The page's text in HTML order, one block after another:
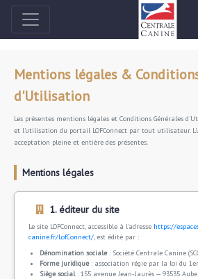
Mentions légales &
d'Utilisation
Les présentes mentions légales et Conditions Générales
et l'utilisation du portail LOFConnect par tout utilisateur.
acceptation pleine et entière des présentes.
Mentions légales
1. éditeur du site
Le site LOFConnect, accessible à l'adresse https://
canine.fr/LofConnect/, est édité par :
Dénomination sociale: Société Centrale Canine
Forme juridique: association régie par la loi du
Siège social: 155 avenue Jean-Jaurès — 93535